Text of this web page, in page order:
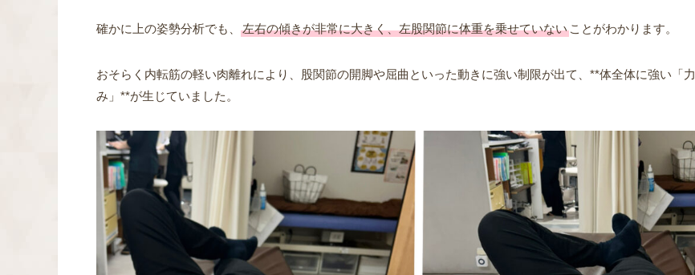
確かに上の姿勢分析でも、 左右の傾きが非常に大きく、左股関節に体重を乗せていない ことがわかります。
おそらく内転筋の軽い肉離れにより、股関節の開脚や屈曲といった動きに強い制限が出て、**体全体に強い「力
み」**が生じていました。